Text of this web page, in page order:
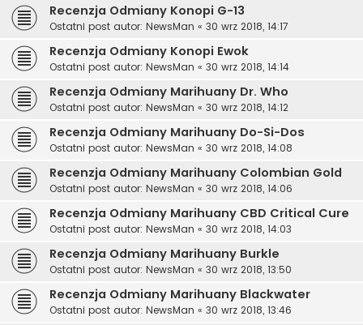
Recenzja Odmiany Konopi G-13
Ostatni post autor: NewsMan « 30 wrz 2018, 14:17
Recenzja Odmiany Konopi Ewok
Ostatni post autor: NewsMan « 30 wrz 2018, 14:14
Recenzja Odmiany Marihuany Dr. Who
Ostatni post autor: NewsMan « 30 wrz 2018, 14:12
Recenzja Odmiany Marihuany Do-Si-Dos
Ostatni post autor: NewsMan « 30 wrz 2018, 14:08
Recenzja Odmiany Marihuany Colombian Gold
Ostatni post autor: NewsMan « 30 wrz 2018, 14:06
Recenzja Odmiany Marihuany CBD Critical Cure
Ostatni post autor: NewsMan « 30 wrz 2018, 14:03
Recenzja Odmiany Marihuany Burkle
Ostatni post autor: NewsMan « 30 wrz 2018, 13:50
Recenzja Odmiany Marihuany Blackwater
Ostatni post autor: NewsMan « 30 wrz 2018, 13:46